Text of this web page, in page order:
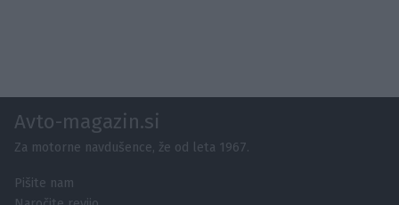
Avto-magazin.si
Za motorne navdušence, že od leta 1967.
Pišite nam